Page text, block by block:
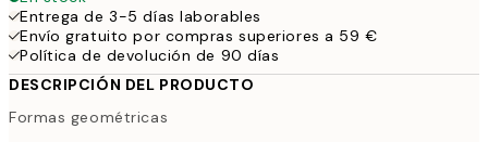
Entrega de 3-5 días laborables
Envío gratuito por compras superiores a 59 €
Política de devolución de 90 días
DESCRIPCIÓN DEL PRODUCTO
Formas geométricas